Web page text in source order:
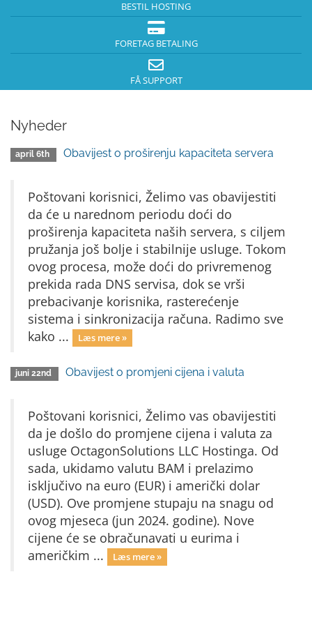
BESTIL HOSTING
FORETAG BETALING
FÅ SUPPORT
Nyheder
april 6th Obavijest o proširenju kapaciteta servera
Poštovani korisnici, Želimo vas obavijestiti
da će u narednom periodu doći do
proširenja kapaciteta naših servera, s ciljem
pružanja još bolje i stabilnije usluge. Tokom
ovog procesa, može doći do privremenog
prekida rada DNS servisa, dok se vrši
prebacivanje korisnika, rasterećenje
sistema i sinkronizacija računa. Radimo sve
kako ...
Læs mere »
juni 22nd Obavijest o promjeni cijena i valuta
Poštovani korisnici, Želimo vas obavijestiti
da je došlo do promjene cijena i valuta za
usluge OctagonSolutions LLC Hostinga. Od
sada, ukidamo valutu BAM i prelazimo
isključivo na euro (EUR) i američki dolar
(USD). Ove promjene stupaju na snagu od
ovog mjeseca (jun 2024. godine). Nove
cijene će se obračunavati u eurima i
američkim ...
Læs mere »